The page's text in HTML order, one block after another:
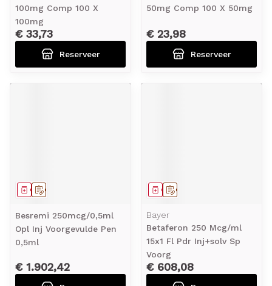
100mg Comp 100 X
100mg
€ 33,73
Reserveer
50mg Comp 100 X 50mg
€ 23,98
Reserveer
Op voorschrift
Geneesmiddel
Besremi 250mcg/0,5ml
Opl Inj Voorgevulde Pen
0,5ml
€ 1.902,42
Op voorschrift
Geneesmiddel
Bayer
Betaferon 250 Mcg/ml
15x1 Fl Pdr Inj+solv Sp
Voorg
€ 608,08